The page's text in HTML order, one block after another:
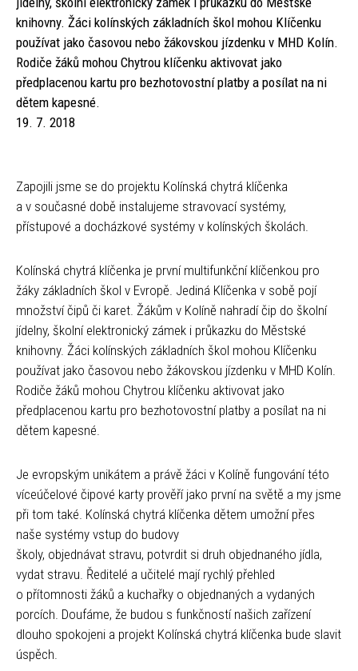
knihovny. Žáci kolínských základních škol mohou Klíčenku
používat jako časovou nebo žákovskou jízdenku v MHD Kolín.
Rodiče žáků mohou Chytrou klíčenku aktivovat jako
předplacenou kartu pro bezhotovostní platby a posílat na ni
dětem kapesné.
19. 7. 2018
Zapojili jsme se do projektu Kolínská chytrá klíčenka
a v současné době instalujeme stravovací systémy,
přístupové a docházkové systémy v kolínských školách.
Kolínská chytrá klíčenka je první multifunkční klíčenkou pro
žáky základních škol v Evropě. Jediná Klíčenka v sobě pojí
množství čipů či karet. Žákům v Kolíně nahradí čip do školní
jídelny, školní elektronický zámek i průkazku do Městské
knihovny. Žáci kolínských základních škol mohou Klíčenku
používat jako časovou nebo žákovskou jízdenku v MHD Kolín.
Rodiče žáků mohou Chytrou klíčenku aktivovat jako
předplacenou kartu pro bezhotovostní platby a posílat na ni
dětem kapesné.
Je evropským unikátem a právě žáci v Kolíně fungování této
víceúčelové čipové karty prověří jako první na světě a my jsme
při tom také. Kolínská chytrá klíčenka dětem umožní přes
naše systémy vstup do budovy
školy, objednávat stravu, potvrdit si druh objednaného jídla,
vydat stravu. Ředitelé a učitelé mají rychlý přehled
o přítomnosti žáků a kuchařky o objednaných a vydaných
porcích. Doufáme, že budou s funkčností našich zařízení
dlouho spokojeni a projekt Kolínská chytrá klíčenka bude slavit
úspěch.